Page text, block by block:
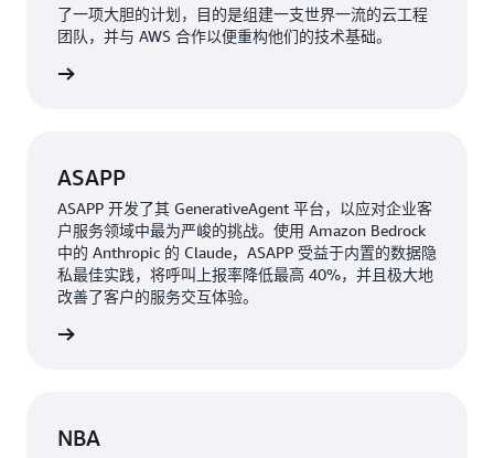
了一项大胆的计划，目的是组建一支世界一流的云工程
团队，并与 AWS 合作以便重构他们的技术基础。
ASAPP
ASAPP 开发了其 GenerativeAgent 平台，以应对企业客
户服务领域中最为严峻的挑战。使用 Amazon Bedrock
中的 Anthropic 的 Claude，ASAPP 受益于内置的数据隐
私最佳实践，将呼叫上报率降低最高 40%，并且极大地
改善了客户的服务交互体验。
NBA